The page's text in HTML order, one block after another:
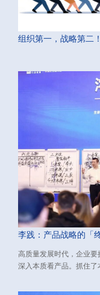
组织第一，战略第二
李践：产品战略的「
高质量发展时代，企业
深入本质看产品。抓住
含：如何看产品、如何